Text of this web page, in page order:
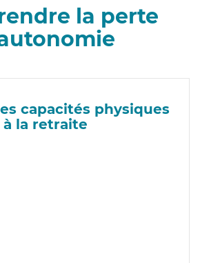
la perte
capacités physiques
à la retraite